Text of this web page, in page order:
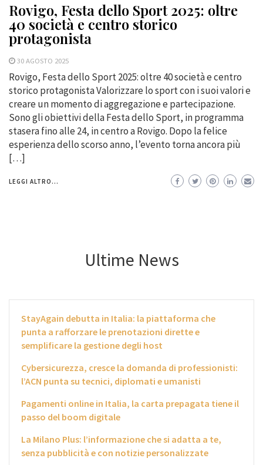
Rovigo, Festa dello Sport 2025: oltre
40 società e centro storico
protagonista
30 AGOSTO 2025
Rovigo, Festa dello Sport 2025: oltre 40 società e centro
storico protagonista Valorizzare lo sport con i suoi valori e
creare un momento di aggregazione e partecipazione.
Sono gli obiettivi della Festa dello Sport, in programma
stasera fino alle 24, in centro a Rovigo. Dopo la felice
esperienza dello scorso anno, l’evento torna ancora più
[…]
LEGGI ALTRO...
Ultime News
StayAgain debutta in Italia: la piattaforma che
punta a rafforzare le prenotazioni dirette e
semplificare la gestione degli host
Cybersicurezza, cresce la domanda di professionisti:
l’ACN punta su tecnici, diplomati e umanisti
Pagamenti online in Italia, la carta prepagata tiene il
passo del boom digitale
La Milano Plus: l’informazione che si adatta a te,
senza pubblicità e con notizie personalizzate